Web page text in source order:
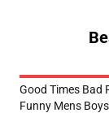
Good Times Bad
Funny Mens Boys